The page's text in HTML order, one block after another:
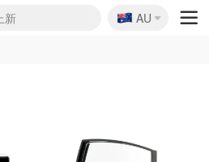
折
汇总
拍起
1折
$50
板价
折
浴露
$29
票6折
香薰
起
折
折$881
日达
🇦🇺
AU